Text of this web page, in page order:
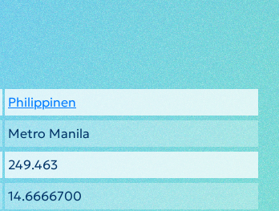
Philippinen
Metro Manila
249.463
14.6666700